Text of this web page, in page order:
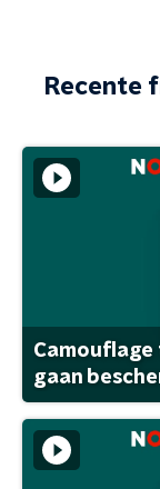
Recente
gaan